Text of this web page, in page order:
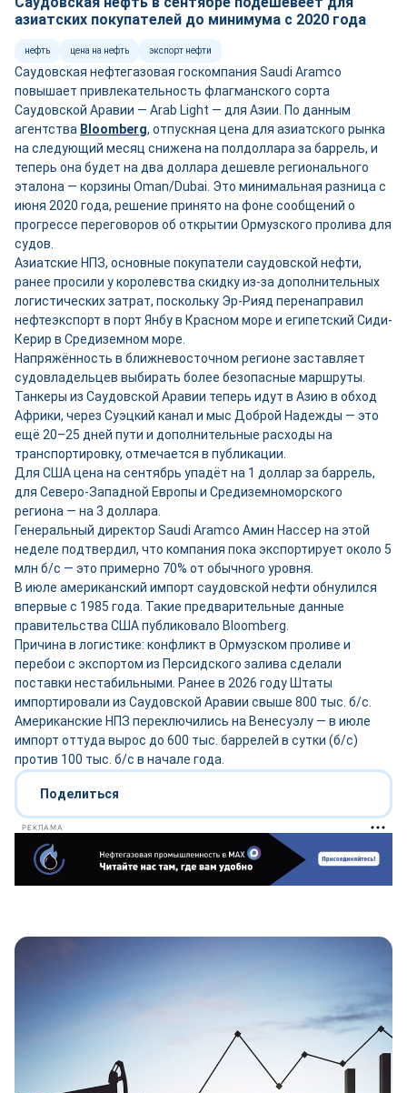
азиатских покупателей до минимума с 2020 года
нефть цена на нефть экспорт нефти
Саудовская нефтегазовая госкомпания Saudi Aramco
повышает привлекательность флагманского сорта
Саудовской Аравии — Arab Light — для Азии. По данным
агентства Bloomberg, отпускная цена для азиатского рынка
на следующий месяц снижена на полдоллара за баррель, и
теперь она будет на два доллара дешевле регионального
эталона — корзины Oman/Dubai. Это минимальная разница с
июня 2020 года, решение принято на фоне сообщений о
прогрессе переговоров об открытии Ормузского пролива для
судов.
Азиатские НПЗ, основные покупатели саудовской нефти,
ранее просили у королевства скидку из-за дополнительных
логистических затрат, поскольку Эр-Рияд перенаправил
нефтеэкспорт в порт Янбу в Красном море и египетский Сиди-
Керир в Средиземном море.
Напряжённость в ближневосточном регионе заставляет
судовладельцев выбирать более безопасные маршруты.
Танкеры из Саудовской Аравии теперь идут в Азию в обход
Африки, через Суэцкий канал и мыс Доброй Надежды — это
ещё 20–25 дней пути и дополнительные расходы на
транспортировку, отмечается в публикации.
Для США цена на сентябрь упадёт на 1 доллар за баррель,
для Северо-Западной Европы и Средиземноморского
региона — на 3 доллара.
Генеральный директор Saudi Aramco Амин Нассер на этой
неделе подтвердил, что компания пока экспортирует около 5
млн б/с — это примерно 70% от обычного уровня.
В июле американский импорт саудовской нефти обнулился
впервые с 1985 года. Такие предварительные данные
правительства США публиковало Bloomberg.
Причина в логистике: конфликт в Ормузском проливе и
перебои с экспортом из Персидского залива сделали
поставки нестабильными. Ранее в 2026 году Штаты
импортировали из Саудовской Аравии свыше 800 тыс. б/с.
Американские НПЗ переключились на Венесуэлу — в июле
импорт оттуда вырос до 600 тыс. баррелей в сутки (б/с)
против 100 тыс. б/с в начале года.
Поделиться
РЕКЛАМА